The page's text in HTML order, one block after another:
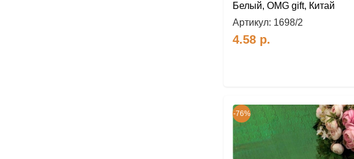
Белый, OMG gift, Китай
Артикул: 1698/2
4.58 р.
-76%